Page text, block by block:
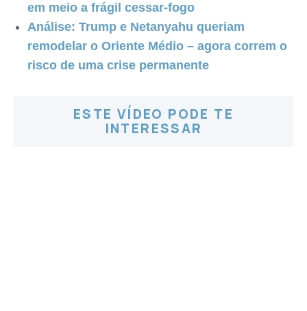
em meio a frágil cessar-fogo
Análise: Trump e Netanyahu queriam
remodelar o Oriente Médio – agora correm o
risco de uma crise permanente
ESTE VÍDEO PODE TE
INTERESSAR